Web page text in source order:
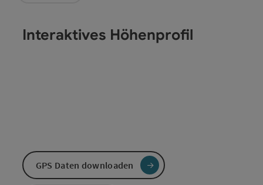
Interaktives Höhenprofil
GPS Daten downloaden